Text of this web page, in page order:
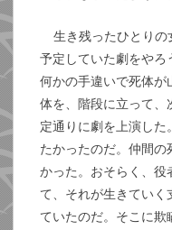
生き残ったひとりの
予定していた劇をやろ
何かの手違いで死体が
体を、階段に立って、
定通りに劇を上演した
たかったのだ。仲間の
かった。おそらく、役
て、それが生きていく
ていたのだ。そこに欺